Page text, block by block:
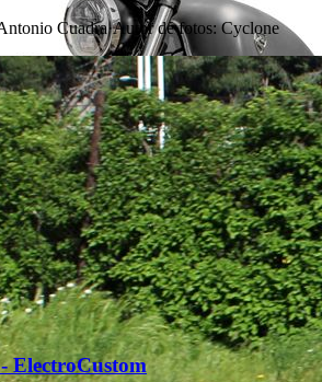
Cuadra·Autor de fotos: Cyclone
ElectroCustom